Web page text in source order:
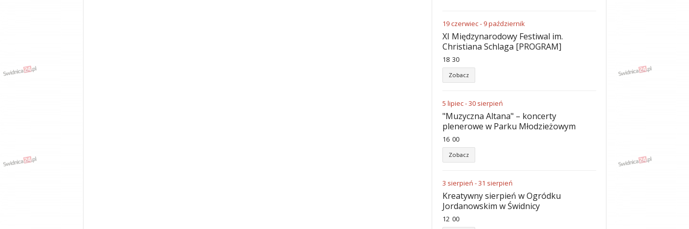
19czerwiec- 9październik
XI Międzynarodowy Festiwal im.
Christiana Schlaga [PROGRAM]
18 30
Zobacz
5 lipiec-30 sierpień
"Muzyczna Altana" – koncerty
plenerowe w Parku Młodzieżowym
16 00
Zobacz
3 sierpień -31 sierpień
Kreatywny sierpień w Ogródku
Jordanowskim w Świdnicy
12 00